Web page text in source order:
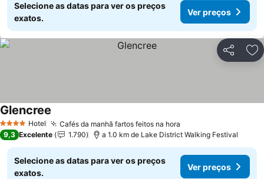
Selecione as datas para ver os preços
exatos.
Ver preços
Partilhar
4 EstrelasHotel Cafés da manhã fartos feitos na hora
Glencree
9,3 Excelente 1.790 a 1.0 km de Lake District Walking Festival
Selecione as datas para ver os preços
exatos.
Ver preços